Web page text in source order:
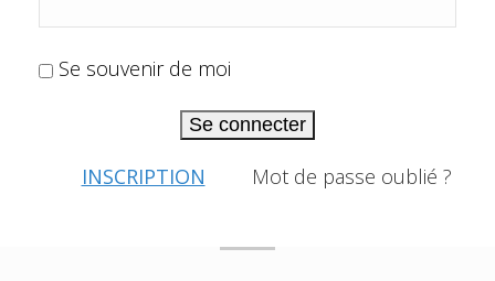
Se souvenir de moi
Se connecter
INSCRIPTION Mot de passe oublié ?